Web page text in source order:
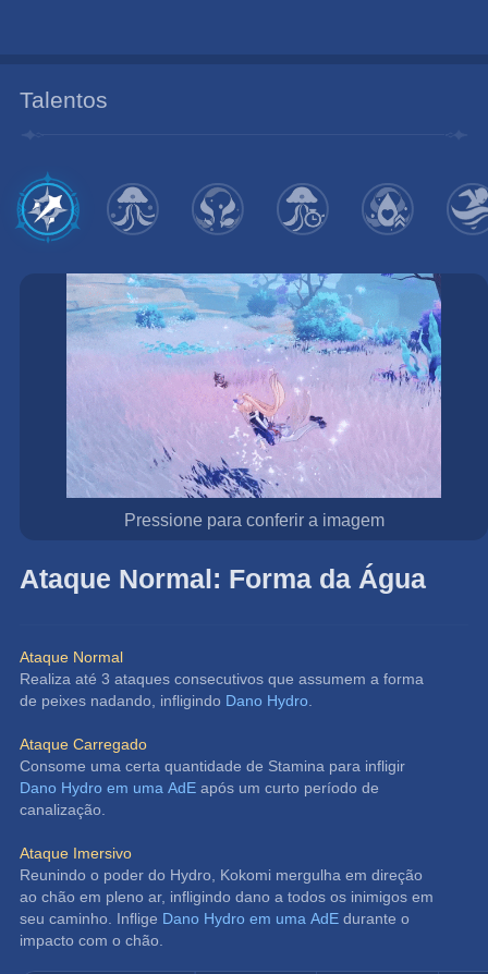
Talentos
Pressione para conferir a imagem
Ataque Normal: Forma da Água
Ataque Normal
Realiza até 3 ataques consecutivos que assumem a forma
de peixes nadando, infligindo Dano Hydro
Ataque Carregado
Dano Hydro em uma AdE após um curto período de
canalização.
Ataque Imersivo
Reunindo o poder do Hydro, Kokomi mergulha em direção
ao chão em pleno ar, infligindo dano a todos os inimigos em
seu caminho. Inflige Dano Hydro em uma AdE durante o
impacto com o chão.